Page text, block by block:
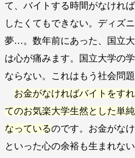
て、バイトする時間がなけれ
したくてもできない。ディズ
夢…。数年前にあった、国立
は心が痛みます。国立大学の
ならない。これはもう社会問題
お金がなければバイトをす
てのお気楽大学生然とした単
なっているのです。お金がな
といった心の余裕も生まれな